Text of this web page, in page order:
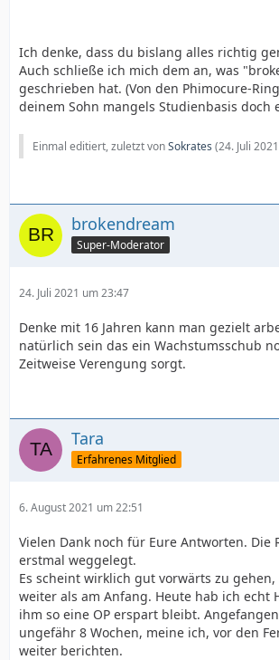
Ich denke, dass du bislang alles richtig
Auch schließe ich mich dem an, was
geschrieben hat. (Von den Phimocure-
deinem Sohn mangels Studienbasis doch
Einmal editiert, zuletzt vonSokrates (24. Juli
brokendream
Super-Moderator
24. Juli 2021 um 23:47
Denke mit 16 Jahren kann man gezielt
natürlich sein das ein Wachstumsschub
Zeitweise Verengung sorgt.
Tara
Erfahrenes Mitglied
6. August 2021 um 22:51
Vielen Dank noch für Eure Antworten. Die
erstmal weggelegt.
Es scheint wirklich gut vorwärts zu
weiter als am Anfang. Heute hab ich echt
ihm so eine OP erspart bleibt.
ungefähr 8 Wochen, meine ich, vor den
weiter berichten.